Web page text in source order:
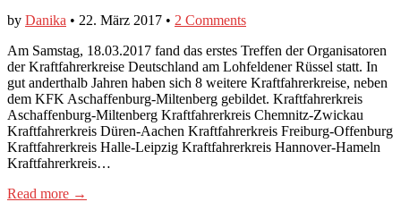
by Danika • 22. März 2017 • 2 Comments
Am Samstag, 18.03.2017 fand das erstes Treffen der Organisatoren
der Kraftfahrerkreise Deutschland am Lohfeldener Rüssel statt. In
gut anderthalb Jahren haben sich 8 weitere Kraftfahrerkreise, neben
dem KFK Aschaffenburg-Miltenberg gebildet. Kraftfahrerkreis
Aschaffenburg-Miltenberg Kraftfahrerkreis Chemnitz-Zwickau
Kraftfahrerkreis Düren-Aachen Kraftfahrerkreis Freiburg-Offenburg
Kraftfahrerkreis Halle-Leipzig Kraftfahrerkreis Hannover-Hameln
Kraftfahrerkreis…
Read more →